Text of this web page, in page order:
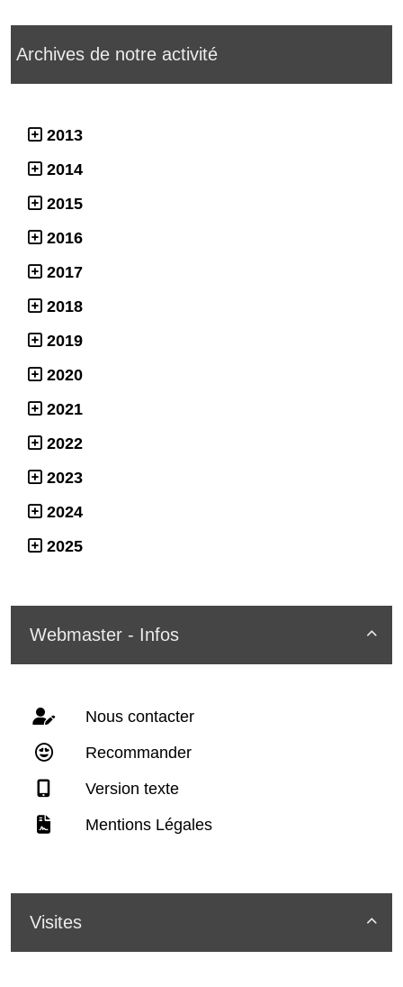
Archives de notre activité
2013
2014
2015
2016
2017
2018
2019
2020
2021
2022
2023
2024
2025

Webmaster - Infos
Nous contacter
Recommander
Version texte
Mentions Légales

Visites